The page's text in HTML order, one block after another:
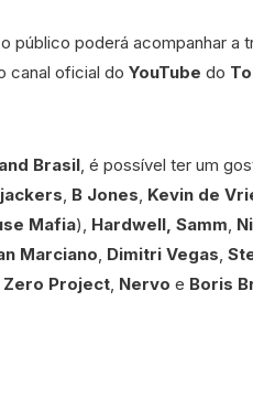
público poderá acompanhar a
canal oficial do YouTube do
Brasil, é possível ter um
, B Jones, Kevin de
Mafia), Hardwell, Samm,
Marciano, Dimitri Vegas,
Zero Project, Nervo e Boris